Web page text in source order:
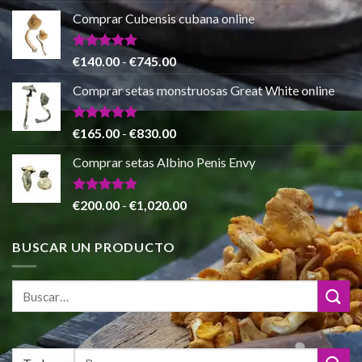
de 5
precio
original
era:
€80.00.
precio
actual
€55.00.
Comprar Cubensis cubana online
Valorado
con
5.00
de 5
€140.00-€745.00Rango
de
precios:
desde
€140.00
hasta
€745.00
Comprar setas monstruosas Great White online
Valorado
de 5
€165.00 - €830.00Rango
precios:
€165.00
€830.00
Comprar setas Albino Penis Envy
Valorado
€200.00 - €1,020.00Rango
precios:
desde
€200.00
BUSCAR UN PRODUCTO
Buscar